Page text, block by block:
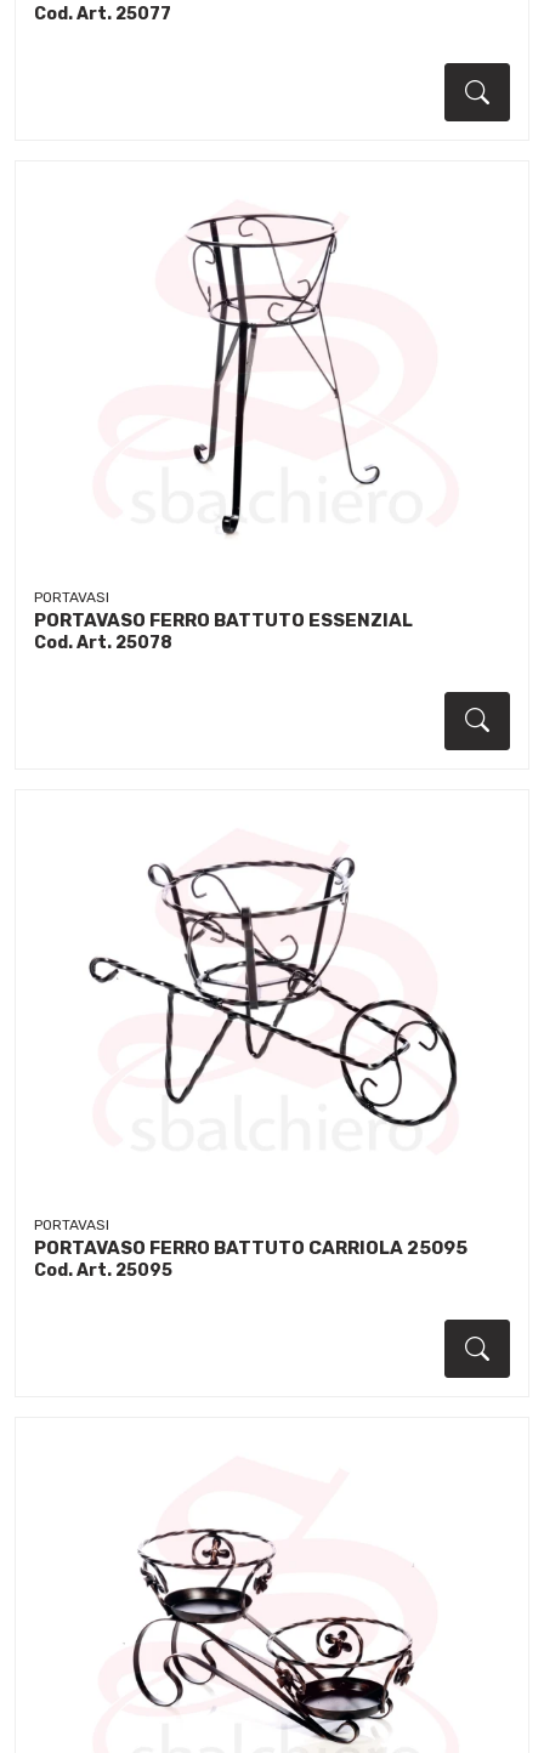
Cod. Art. 25077
PORTAVASI
PORTAVASO FERRO BATTUTO ESSENZIAL
Cod. Art. 25078
PORTAVASI
PORTAVASO FERRO BATTUTO CARRIOLA 25095
Cod. Art. 25095